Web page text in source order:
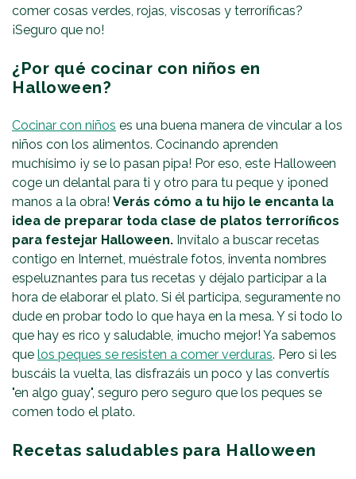
comer cosas verdes, rojas, viscosas y terroríficas?
¡Seguro que no!
¿Por qué cocinar con niños en
Halloween?
Cocinar con niños es una buena manera de vincular a los
niños con los alimentos. Cocinando aprenden
muchísimo ¡y se lo pasan pipa! Por eso, este Halloween
coge un delantal para ti y otro para tu peque y ¡poned
manos a la obra! Verás cómo a tu hijo le encanta la
idea de preparar toda clase de platos terroríficos
para festejar Halloween. Invítalo a buscar recetas
contigo en Internet, muéstrale fotos, inventa nombres
espeluznantes para tus recetas y déjalo participar a la
hora de elaborar el plato. Si él participa, seguramente no
dude en probar todo lo que haya en la mesa. Y si todo lo
que hay es rico y saludable, ¡mucho mejor! Ya sabemos
que los peques se resisten a comer verduras. Pero si les
buscáis la vuelta, las disfrazáis un poco y las convertís
"en algo guay", seguro pero seguro que los peques se
comen todo el plato.
Recetas saludables para Halloween